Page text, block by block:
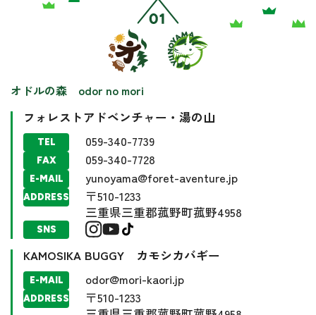
】→【2.施設… フォレストアドベンチャー・丹波ささやま(兵庫
】を選んで『予約する』ボタンをクリックしてください。
オドルの森 odor no mori
フォレストアドベンチャー・湯の山
TEL 059-340-7739
FAX 059-340-7728
E-MAIL yunoyama@foret-aventure.jp
ADDRESS
〒510-1233
三重県三重郡菰野町菰野4958
SNS
KAMOSIKA BUGGY カモシカバギー
E-MAIL odor@mori-kaori.jp
ADDRESS
〒510-1233